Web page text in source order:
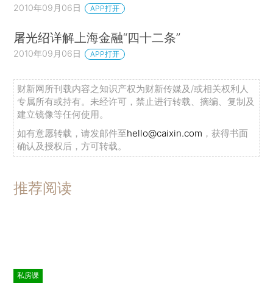
2010年09月06日 APP打开
屠光绍详解上海金融“四十二条”
2010年09月06日 APP打开
财新网所刊载内容之知识产权为财新传媒及/或相关权利人
专属所有或持有。未经许可，禁止进行转载、摘编、复制及
建立镜像等任何使用。
如有意愿转载，请发邮件至hello@caixin.com ，获得书面
确认及授权后，方可转载。
推荐阅读
私房课